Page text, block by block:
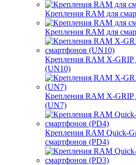
Крепления RAM для
Крепления RAM для
Крепления RAM X-GRIP
(UN10)
Крепления RAM X-GRIP
(UN7)
Крепления RAM Quick-
смартфонов (PD4)